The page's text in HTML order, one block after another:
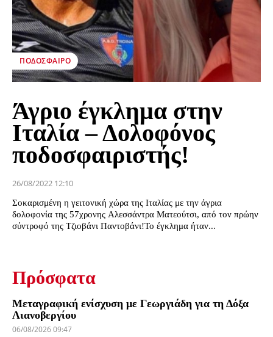
ΠΟΔΌΣΦΑΙΡΟ
Άγριο έγκλημα στην
Ιταλία – Δολοφόνος
ποδοσφαιριστής!
26/08/2022 12:10
Σοκαρισμένη η γειτονική χώρα της Ιταλίας με την άγρια
δολοφονία της 57χρονης Αλεσσάντρα Ματεούτσι, από τον πρώην
σύντροφό της Τζιοβάνι Παντοβάνι!Το έγκλημα ήταν...
Πρόσφατα
Μεταγραφική ενίσχυση με Γεωργιάδη για τη Δόξα
Λιανοβεργίου
06/08/2026 09:47